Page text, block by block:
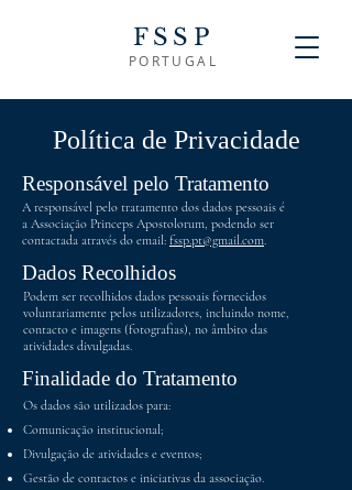
FSSP
PORTUGAL
Política de Privacidade
Responsável pelo Tratamento
A responsável pelo tratamento dos dados pessoais é
a Associação Princeps Apostolorum, podendo ser
contactada através do email: fssp.pt@gmail.com.
Dados Recolhidos
Podem ser recolhidos dados pessoais fornecidos
voluntariamente pelos utilizadores, incluindo nome,
contacto e imagens (fotografias), no âmbito das
atividades divulgadas.
Finalidade do Tratamento
Os dados são utilizados para:
Comunicação institucional;
Divulgação de atividades e eventos;
Gestão de contactos e iniciativas da associação.